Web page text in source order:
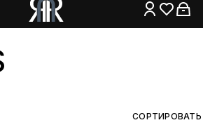
СОРТИРОВАТЬ